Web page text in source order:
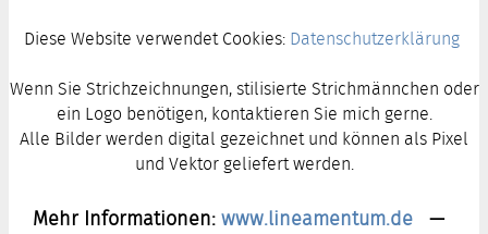
Diese Website verwendet Cookies: Datenschutzerklärung
Wenn Sie Strichzeichnungen, stilisierte Strichmännchen oder
ein Logo benötigen, kontaktieren Sie mich gerne.
Alle Bilder werden digital gezeichnet und können als Pixel
und Vektor geliefert werden.
Mehr Informationen:www.lineamentum.de —